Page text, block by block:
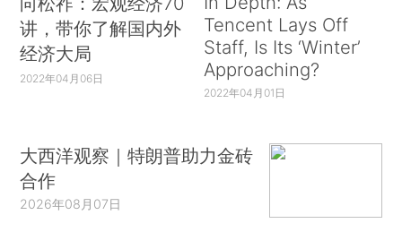
讲，带你了解国内外
经济大局
2022年04月06日
Tencent Lays Off
Staff, Is Its ‘Winter’
Approaching?
2022年04月01日
大西洋观察｜特朗普助力金砖
合作
2026年08月07日